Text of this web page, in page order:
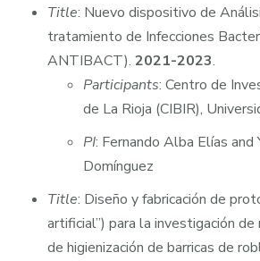
Title: Nuevo dispositivo de
tratamiento de Infecciones
ANTIBACT).2021-2023.
Participants: Centro de
de La Rioja (CIBIR),
PI: Fernando Alba Elías and
Domínguez
Title: Diseño y fabricación de
artificial”) para la investigación
de higienización de barricas de